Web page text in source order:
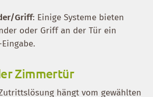
Griff: Einige Systeme bieten
oder Griff an der Tür ein
Zimmertür
hängt vom gewählten